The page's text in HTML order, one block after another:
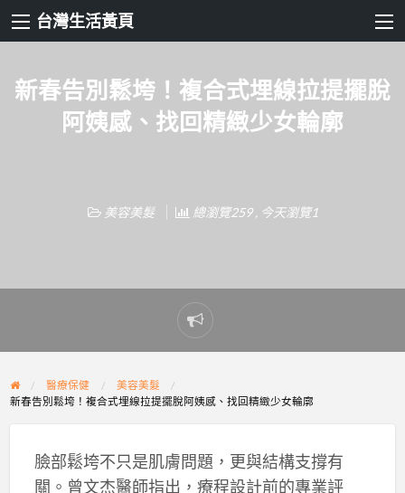
台灣生活黃頁
新春告別鬆垮！複合式埋線拉提擺脫
阿姨感、找回精緻少女輪廓
美容美髮 總瀏覽259 , 今天瀏覽1
Report
problem
醫療保健
美容美髮
新春告別鬆垮！複合式埋線拉提擺脫阿姨感、找回精緻少女輪廓
臉部鬆垮不只是肌膚問題，更與結構支撐有
關。曾文杰醫師指出，療程設計前的專業評